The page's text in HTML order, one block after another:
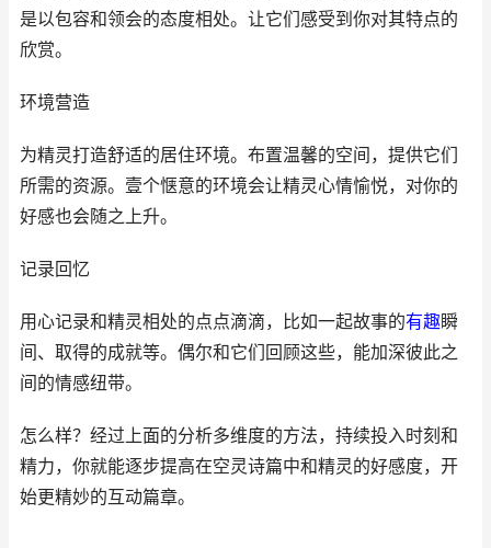
是以包容和领会的态度相处。让它们感受到你对其特点的
欣赏。
环境营造
为精灵打造舒适的居住环境。布置温馨的空间，提供它们
所需的资源。壹个惬意的环境会让精灵心情愉悦，对你的
好感也会随之上升。
记录回忆
用心记录和精灵相处的点点滴滴，比如一起故事的有趣瞬
间、取得的成就等。偶尔和它们回顾这些，能加深彼此之
间的情感纽带。
怎么样？经过上面的分析多维度的方法，持续投入时刻和
精力，你就能逐步提高在空灵诗篇中和精灵的好感度，开
始更精妙的互动篇章。